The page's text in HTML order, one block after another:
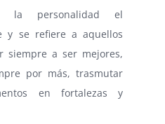
la personalidad el
y se refiere a aquellos
siempre a ser mejores,
por más, trasmutar
en fortalezas y